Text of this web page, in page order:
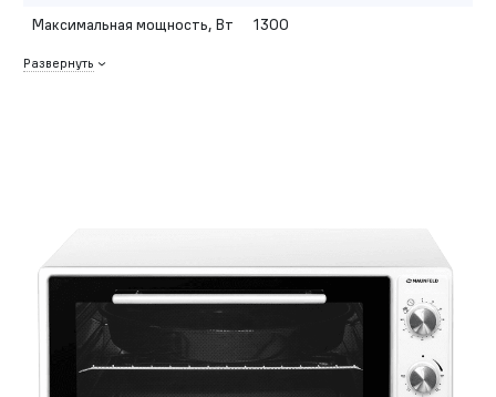
Максимальная мощность, Вт
1300
Развернуть